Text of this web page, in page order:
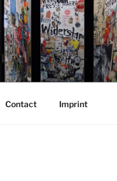
Contact Imprint